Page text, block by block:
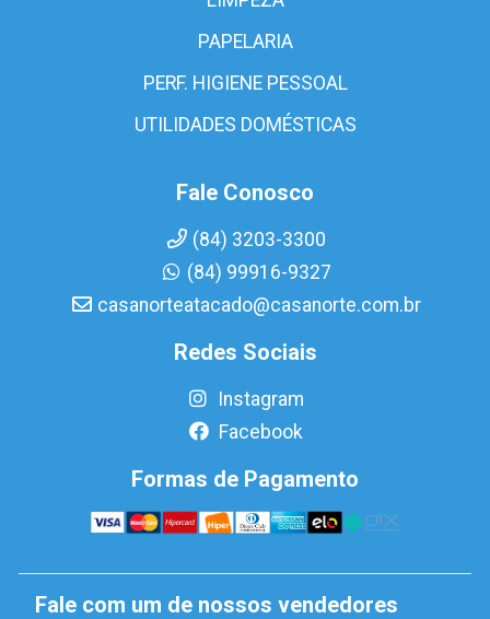
PAPELARIA
PERF. HIGIENE PESSOAL
UTILIDADES DOMÉSTICAS
Fale Conosco
(84) 3203-3300
(84) 99916-9327
casanorteatacado@casanorte.com.br
Redes Sociais
Instagram
Facebook
Formas de Pagamento
Fale com um de nossos vendedores